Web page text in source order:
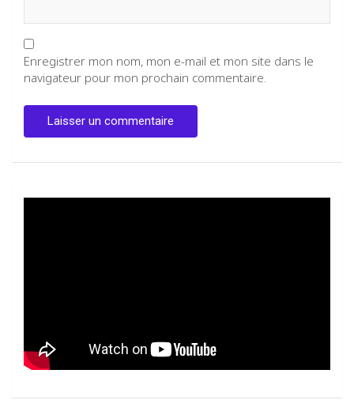
Enregistrer mon nom, mon e-mail et mon site dans le
navigateur pour mon prochain commentaire.